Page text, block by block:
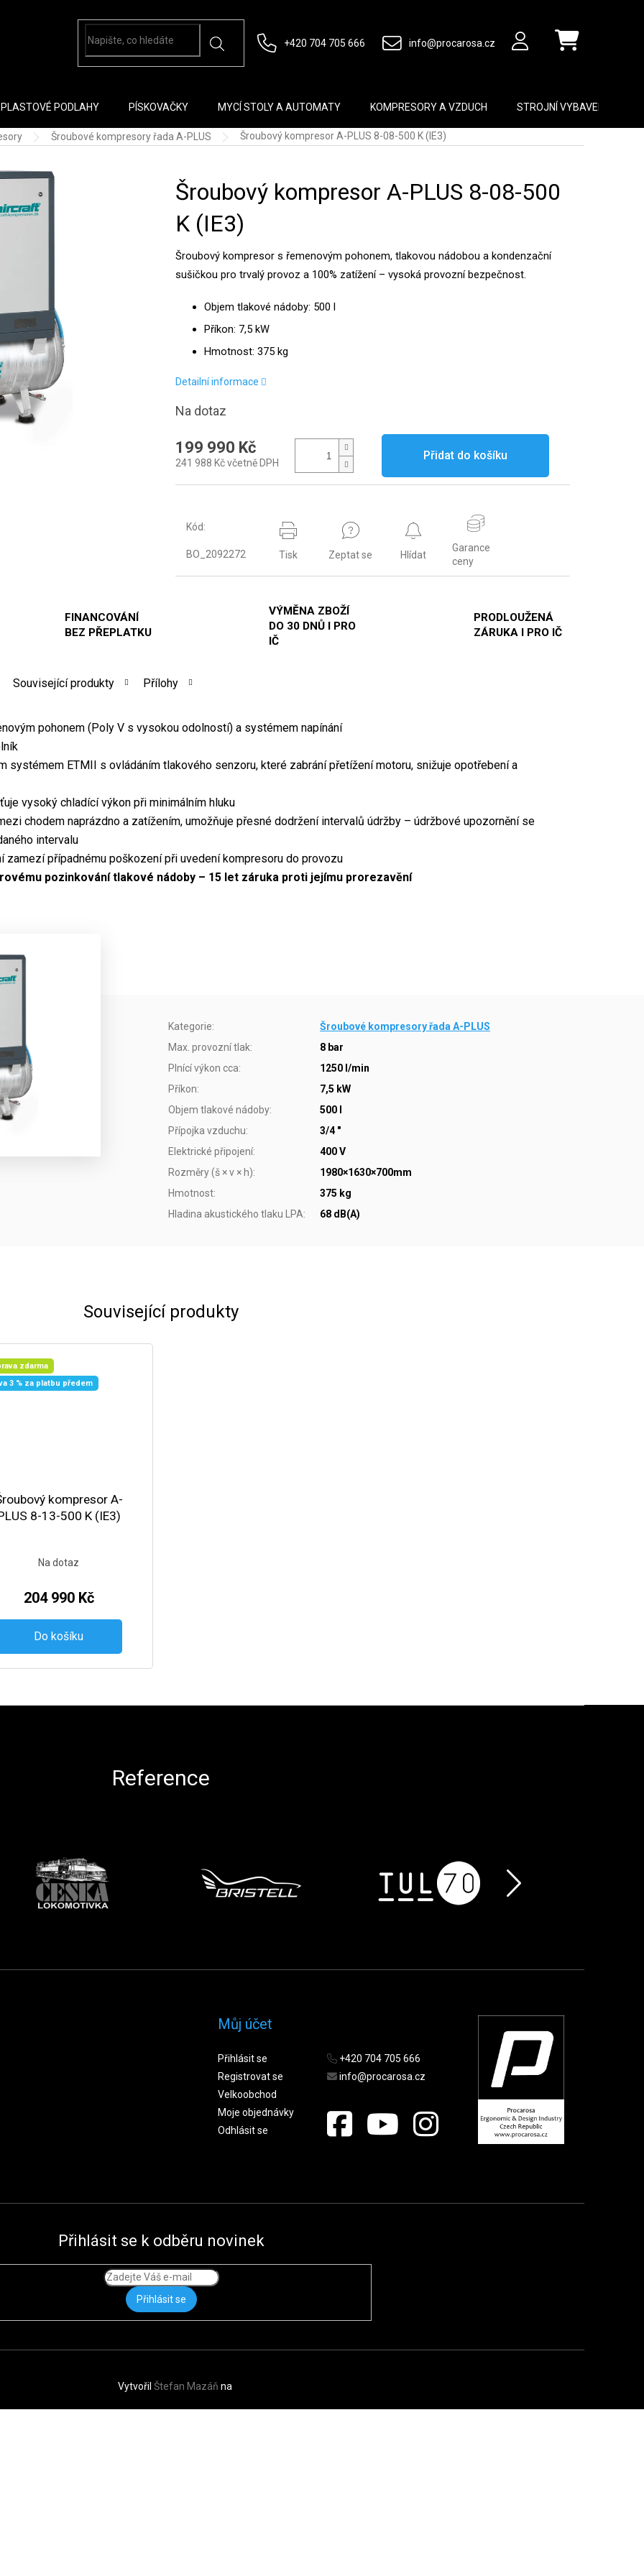
+420 704 705 666 info@procarosa.cz Nákupní košík
PLASTOVÉ PODLAHY PÍSKOVAČKY MYCÍ STOLY A AUTOMATY KOMPRESORY A VZDUCH STROJNÍ VYBAVENÍ
Šroubové kompresory řada A-PLUS Šroubový kompresor A-PLUS 8-08-500 K (IE3)
Šroubový kompresor A-PLUS 8-08-500
K (IE3)
Šroubový kompresor s řemenovým pohonem, tlakovou nádobou a kondenzační
sušičkou pro trvalý provoz a 100% zatížení – vysoká provozní bezpečnost.
Objem tlakové nádoby: 500 l
Příkon: 7,5 kW
Hmotnost: 375 kg
Detailní informace
Na dotaz
199 990 Kč
241 988 Kč včetně DPH
Přidat do košíku
Kód:
BO_2092272 Tisk Zeptat se Hlídat
Garance
ceny
FINANCOVÁNÍ
BEZ PŘEPLATKU
VÝMĚNA ZBOŽÍ
DO 30 DNŮ I PRO
IČ
PRODLOUŽENÁ
ZÁRUKA I PRO IČ
Související produkty Přílohy
pohonem (Poly V s vysokou odolností) a systémem napínání
systémem ETMII s ovládáním tlakového senzoru, které zabrání přetížení motoru, snižuje opotřebení a
vysoký chladící výkon při minimálním hluku
chodem naprázdno a zatížením, umožňuje přesné dodržení intervalů údržby – údržbové upozornění se
intervalu
zamezí případnému poškození při uvedení kompresoru do provozu
pozinkování tlakové nádoby – 15 let záruka proti jejímu prorezavění
Kategorie:
Šroubové kompresory řada A-PLUS
Max. provozní tlak:
8 bar
Plnící výkon cca:
1250 l/min
Příkon:
7,5 kW
Objem tlakové nádoby:
500 l
Přípojka vzduchu:
3/4 "
Elektrické připojení:
400 V
Rozměry (š × v × h):
1980×1630×700mm
Hmotnost:
375 kg
Hladina akustického tlaku LPA: 68 dB(A)
Související produkty
zdarma
3 % za platbu předem
kompresor A-
8-13-500 K (IE3)
Na dotaz
204 990 Kč
Do košíku
Reference
Můj účet
Přihlásit se
Registrovat se
Velkoobchod
Moje objednávky
Odhlásit se
+420 704 705 666
info@procarosa.cz
Přihlásit se k odběru novinek
Přihlásit se
Vytvořil Štefan Mazáň na